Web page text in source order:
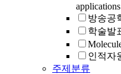
방송공
학술발
인적자
주제분류